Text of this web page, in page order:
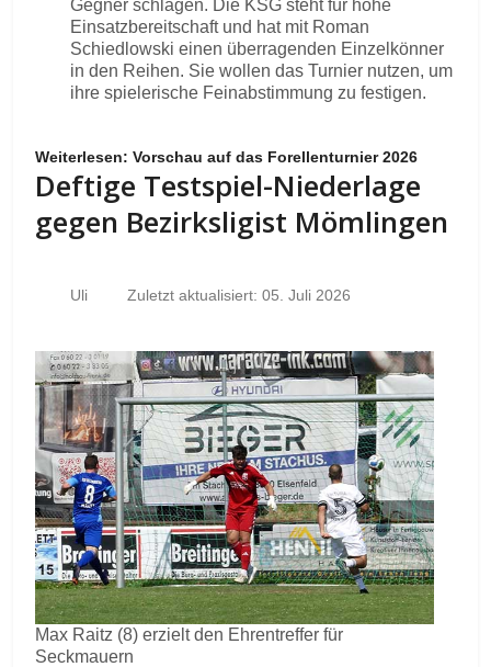
Gegner schlagen. Die KSG steht für hohe
Einsatzbereitschaft und hat mit Roman
Schiedlowski einen überragenden Einzelkönner
in den Reihen. Sie wollen das Turnier nutzen, um
ihre spielerische Feinabstimmung zu festigen.
Weiterlesen: Vorschau auf das Forellenturnier 2026
Deftige Testspiel-Niederlage
gegen Bezirksligist Mömlingen
Uli Zuletzt aktualisiert: 05. Juli 2026
Max Raitz (8) erzielt den Ehrentreffer für
Seckmauern